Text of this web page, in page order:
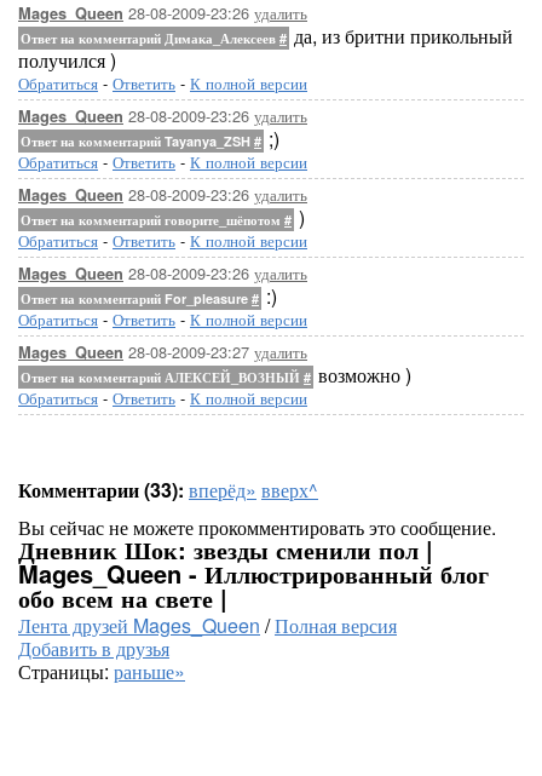
Mages_Queen 28-08-2009-23:26 удалить
Ответ на комментарий Димака_Алексеев # да, из бритни прикольный
получился )
Обратиться - Ответить - К полной версии
Mages_Queen 28-08-2009-23:26 удалить
Ответ на комментарий Tayanya_ZSH # ;)
Обратиться - Ответить - К полной версии
Mages_Queen 28-08-2009-23:26 удалить
Ответ на комментарий говорите_шёпотом # )
Обратиться - Ответить - К полной версии
Mages_Queen 28-08-2009-23:26 удалить
Ответ на комментарий For_pleasure # :)
Обратиться - Ответить - К полной версии
Mages_Queen 28-08-2009-23:27 удалить
Ответ на комментарий АЛЕКСЕЙ_ВОЗНЫЙ # возможно )
Обратиться - Ответить - К полной версии
Комментарии (33): вперёд» вверх^
Вы сейчас не можете прокомментировать это сообщение.
Дневник Шок: звезды сменили пол |
Mages_Queen - Иллюстрированный блог
обо всем на свете |
Лента друзей Mages_Queen /Полная версия
Добавить в друзья
Страницы: раньше»